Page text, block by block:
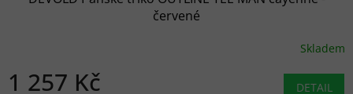
červené
Skladem
1 257 Kč DETAIL